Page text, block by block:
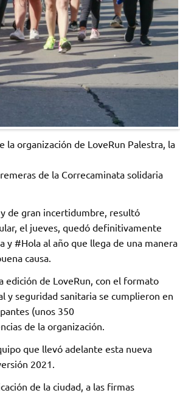
la organización de LoveRun Palestra, la
de la Correcaminata solidaria
de gran incertidumbre, resultó
el jueves, quedó definitivamente
y #Hola al año que llega de una manera
causa.
edición de LoveRun, con el formato
y seguridad sanitaria se cumplieron en
(unos 350
de la organización.
que llevó adelante esta nueva
2021.
de la ciudad, a las firmas